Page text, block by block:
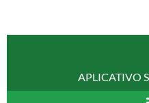
APLICATIVO